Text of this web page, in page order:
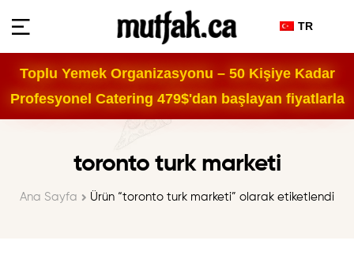
TR
Toplu Yemek Organizasyonu – 50 Kişiye Kadar
Profesyonel Catering 479$'dan başlayan fiyatlarla
toronto turk marketi
Ana Sayfa Ürün “toronto turk marketi” olarak etiketlendi